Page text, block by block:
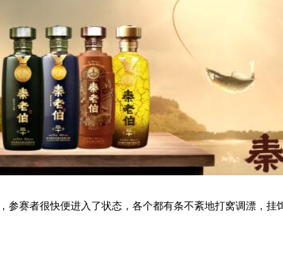
， 参赛者很快便进入了状态，各个都有条不紊地打窝调漂 ， 挂